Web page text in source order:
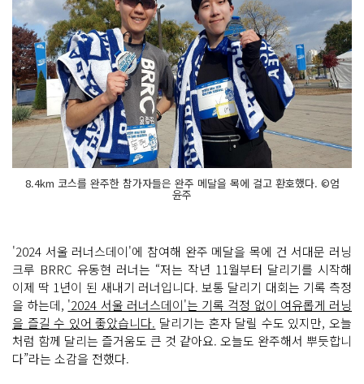
8.4km 코스를 완주한 참가자들은 완주 메달을 목에 걸고 환호했다. ©엄
윤주
'2024 서울 러너스데이'에 참여해 완주 메달을 목에 건 서대문 러닝
크루 BRRC 유동현 러너는 “저는 작년 11월부터 달리기를 시작해
이제 딱 1년이 된 새내기 러너입니다. 보통 달리기 대회는 기록 측정
을 하는데, '2024 서울 러너스데이'는 기록 걱정 없이 여유롭게 러닝
을 즐길 수 있어 좋았습니다. 달리기는 혼자 달릴 수도 있지만, 오늘
처럼 함께 달리는 즐거움도 큰 것 같아요. 오늘도 완주해서 뿌듯합니
다”라는 소감을 전했다.